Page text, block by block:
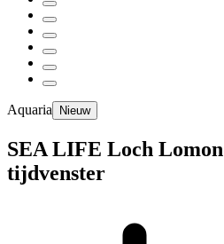
Aquaria Nieuw
SEA LIFE Loch
tijdvenster